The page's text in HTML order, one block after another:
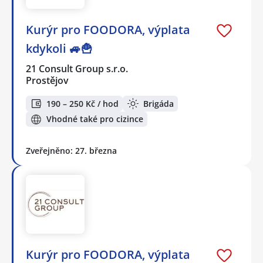
Kurýr pro FOODORA, výplata
kdykoli 🚙🍟
21 Consult Group s.r.o.
Prostějov
190 – 250 Kč / hod
Brigáda
Vhodné také pro cizince
Zveřejněno: 27. března
Kurýr pro FOODORA, výplata